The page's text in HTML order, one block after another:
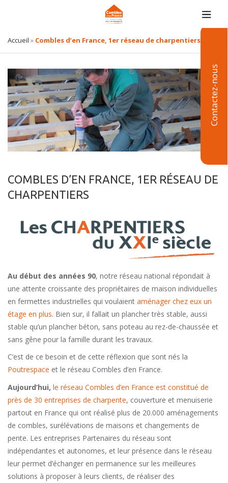
Contactez-nous
Accueil » Combles d’en France, 1er réseau de charpentiers
COMBLES D’EN FRANCE, 1ER RÉSEAU DE
CHARPENTIERS
Au début des années 90, notre réseau national répondait à
une attente croissante des propriétaires de maison individuelles
en fermettes industrielles qui voulaient aménager chez eux un
étage en plus. Bien sur, il fallait un plancher très stable, aussi
stable qu’un plancher béton, sans poteau au rez-de-chaussée et
sans gêne pour la famille durant les travaux.
C’est de ce besoin et de cette réflexion que sont nés la
Poutrespace et le réseau Combles d’en France.
Aujourd’hui, le réseau Combles d’en France est constitué de
près de 30 entreprises de charpente, couverture et menuiserie
partout en France qui ont réalisé plus de 20.000 aménagements
de combles, surélévations de maisons et changements de
pente. Les entreprises Partenaires du réseau sont
indépendantes et autonomes, et leur présence dans le réseau
leur permet d’échanger en permanence sur les meilleures
solutions à proposer à leurs clients, de réaliser des